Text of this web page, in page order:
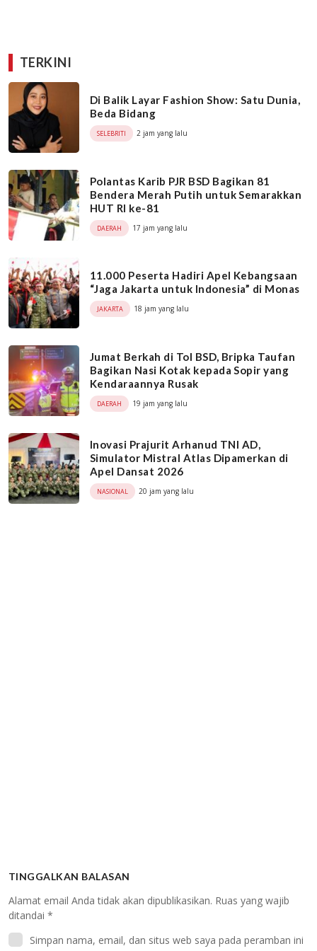
TERKINI
Di Balik Layar Fashion Show: Satu Dunia,
Beda Bidang
SELEBRITI 2 jam yang lalu
Polantas Karib PJR BSD Bagikan 81
Bendera Merah Putih untuk Semarakkan
HUT RI ke-81
DAERAH 17 jam yang lalu
11.000 Peserta Hadiri Apel Kebangsaan
“Jaga Jakarta untuk Indonesia” di Monas
JAKARTA 18 jam yang lalu
Jumat Berkah di Tol BSD, Bripka Taufan
Bagikan Nasi Kotak kepada Sopir yang
Kendaraannya Rusak
DAERAH 19 jam yang lalu
Inovasi Prajurit Arhanud TNI AD,
Simulator Mistral Atlas Dipamerkan di
Apel Dansat 2026
NASIONAL 20 jam yang lalu
TINGGALKAN BALASAN
Alamat email Anda tidak akan dipublikasikan. Ruas yang wajib
ditandai *
Simpan nama, email, dan situs web saya pada peramban ini